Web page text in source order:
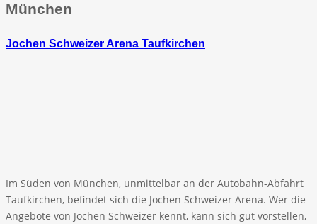
München
Jochen Schweizer Arena Taufkirchen
Im Süden von München, unmittelbar an der Autobahn-Abfahrt
Taufkirchen, befindet sich die Jochen Schweizer Arena. Wer die
Angebote von Jochen Schweizer kennt, kann sich gut vorstellen,